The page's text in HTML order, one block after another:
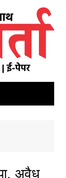
अवैध